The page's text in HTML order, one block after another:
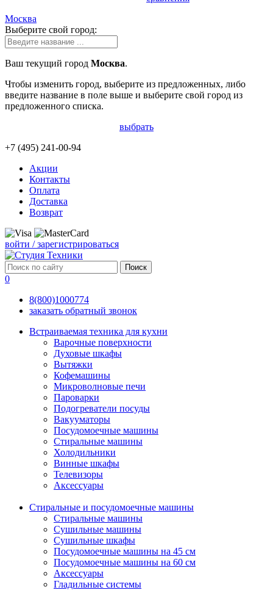
Москва
Выберите свой город:
Ваш текущий город Москва.
Чтобы изменить город, выберите из предложенных, либо
введите название в поле выше и выберите свой город из
предложенного списка.
выбрать
+7 (495) 241-00-94
Акции
Контакты
Оплата
Доставка
Возврат
войти / зарегистрироваться
Поиск
0
8(800)1000774
заказать обратный звонок
Встраиваемая техника для кухни
Варочные поверхности
Духовые шкафы
Вытяжки
Кофемашины
Микроволновые печи
Пароварки
Подогреватели посуды
Вакууматоры
Посудомоечные машины
Стиральные машины
Холодильники
Винные шкафы
Телевизоры
Аксессуары
Стиральные и посудомоечные машины
Стиральные машины
Сушильные машины
Сушильные шкафы
Посудомоечные машины на 45 см
Посудомоечные машины на 60 см
Аксессуары
Гладильные системы